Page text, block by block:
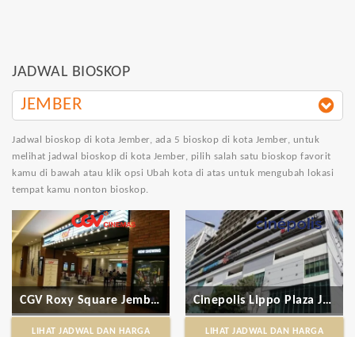
JADWAL BIOSKOP
JEMBER
Jadwal bioskop di kota Jember, ada 5 bioskop di kota Jember, untuk
melihat jadwal bioskop di kota Jember, pilih salah satu bioskop favorit
kamu di bawah atau klik opsi Ubah kota di atas untuk mengubah lokasi
tempat kamu nonton bioskop.
CGV Roxy Square Jember
LIHAT JADWAL DAN HARGA
Cinepolis Lippo Plaza Jember
LIHAT JADWAL DAN HARGA